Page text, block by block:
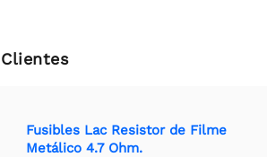
Fusibles Lac Resistor de Filme
Metálico 4.7 Ohm.